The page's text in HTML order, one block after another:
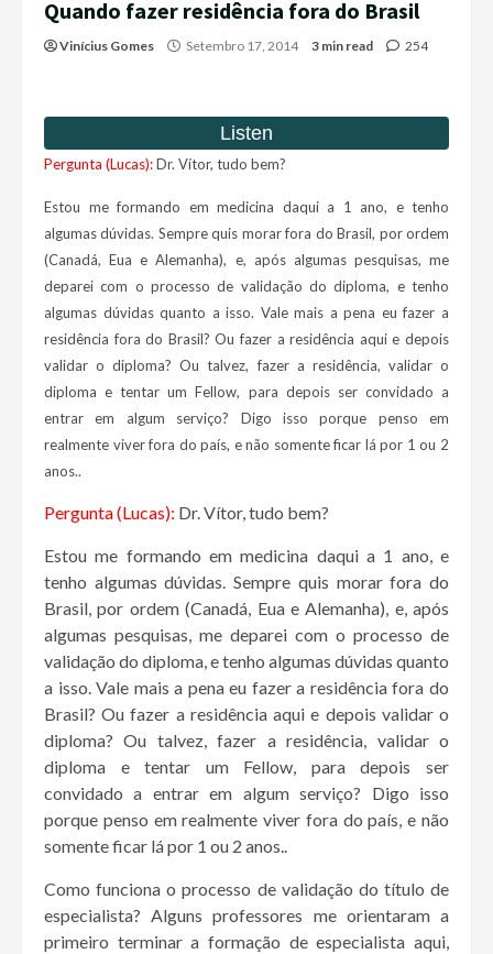
Quando fazer residência fora do Brasil
Vinícius Gomes Setembro 17, 2014 3 min read 254
Pergunta (Lucas):Dr. Vítor, tudo bem?
Estou me formando em medicina daqui a 1 ano, e tenho
algumas dúvidas. Sempre quis morar fora do Brasil, por ordem
(Canadá, Eua e Alemanha), e, após algumas pesquisas, me
deparei com o processo de validação do diploma, e tenho
algumas dúvidas quanto a isso. Vale mais a pena eu fazer a
residência fora do Brasil? Ou fazer a residência aqui e depois
validar o diploma? Ou talvez, fazer a residência, validar o
diploma e tentar um Fellow, para depois ser convidado a
entrar em algum serviço? Digo isso porque penso em
realmente viver fora do país, e não somente ficar lá por 1 ou 2
anos..
Pergunta (Lucas): Dr. Vítor, tudo bem?
Estou me formando em medicina daqui a 1 ano, e
tenho algumas dúvidas. Sempre quis morar fora do
Brasil, por ordem (Canadá, Eua e Alemanha), e, após
algumas pesquisas, me deparei com o processo de
validação do diploma, e tenho algumas dúvidas quanto
a isso. Vale mais a pena eu fazer a residência fora do
Brasil? Ou fazer a residência aqui e depois validar o
diploma? Ou talvez, fazer a residência, validar o
diploma e tentar um Fellow, para depois ser
convidado a entrar em algum serviço? Digo isso
porque penso em realmente viver fora do país, e não
somente ficar lá por 1 ou 2 anos..
Como funciona o processo de validação do título de
especialista? Alguns professores me orientaram a
primeiro terminar a formação de especialista aqui,